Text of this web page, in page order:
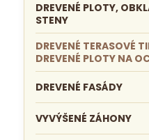
DREVENÉ PLOTY,
STENY
DREVENÉ TERASOVÉ
DREVENÉ PLOTY NA
DREVENÉ FASÁDY
VYVÝŠENÉ ZÁHONY